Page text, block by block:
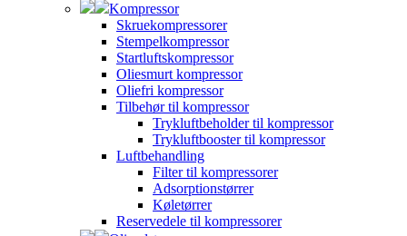
Kompressor
Skruekompressorer
Stempelkompressor
Startluftskompressor
Oliesmurt kompressor
Oliefri kompressor
Tilbehør til kompressor
Trykluftbeholder til kompressor
Trykluftbooster til kompressor
Luftbehandling
Filter til kompressorer
Adsorptionstørrer
Køletørrer
Reservedele til kompressorer